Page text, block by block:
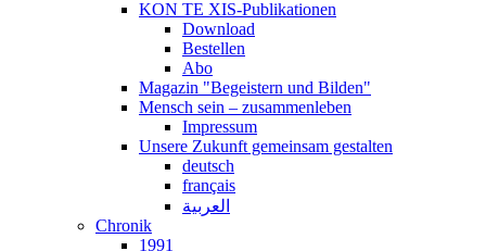
KON TE XIS-Publikationen
Download
Bestellen
Abo
Magazin "Begeistern und Bilden"
Mensch sein – zusammenleben
Impressum
Unsere Zukunft gemeinsam gestalten
deutsch
français
العربية
Chronik
1991